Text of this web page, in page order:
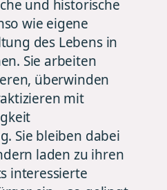
und historische
wie eigene
des Lebens in
Sie arbeiten
überwinden
mit
Sie bleiben dabei
laden zu ihren
interessierte